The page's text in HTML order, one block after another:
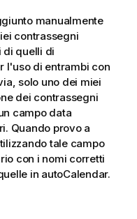
manualmente
contrassegni
di quelli di
l'uso di entrambi con
solo uno dei miei
dei contrassegni
campo data
Quando provo a
tale campo
con i nomi corretti
in autoCalendar.